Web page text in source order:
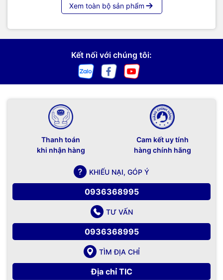
Xem toàn bộ sản phẩm
Kết nối với chúng tôi:
Thanh toán
khi nhận hàng
Cam kết uy tính
hàng chính hãng
KHIẾU NẠI, GÓP Ý
0936368995
TƯ VẤN
0936368995
TÌM ĐỊA CHỈ
Địa chỉ TIC